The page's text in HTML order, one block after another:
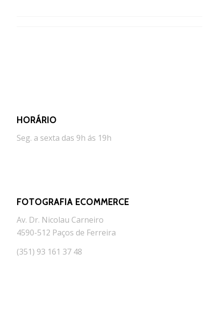
HORÁRIO
Seg. a sexta das 9h ás 19h
FOTOGRAFIA ECOMMERCE
Av. Dr. Nicolau Carneiro
4590-512 Paços de Ferreira
(351) 93 161 37 48